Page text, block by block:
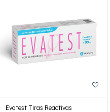
Evatest Tiras Reactivas